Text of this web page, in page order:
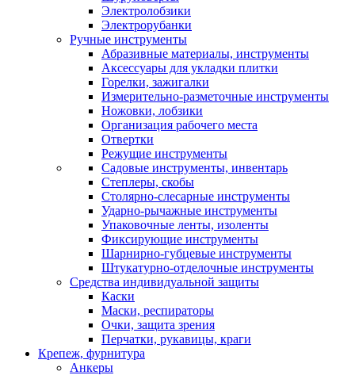
Электролобзики
Электрорубанки
Ручные инструменты
Абразивные материалы, инструменты
Аксессуары для укладки плитки
Горелки, зажигалки
Измерительно-разметочные инструменты
Ножовки, лобзики
Организация рабочего места
Отвертки
Режущие инструменты
Садовые инструменты, инвентарь
Степлеры, скобы
Столярно-слесарные инструменты
Ударно-рычажные инструменты
Упаковочные ленты, изоленты
Фиксирующие инструменты
Шарнирно-губцевые инструменты
Штукатурно-отделочные инструменты
Средства индивидуальной защиты
Каски
Маски, респираторы
Очки, защита зрения
Перчатки, рукавицы, краги
Крепеж, фурнитура
Анкеры